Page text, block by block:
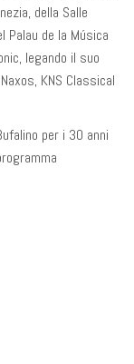
della Salle
Palau de la Música
legando il suo
KNS Classical
per i 30 anni